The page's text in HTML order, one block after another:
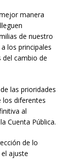
manera
de nuestro
los principales
del cambio de
las prioridades
los diferentes
al
Cuenta Pública.
de lo
ajuste